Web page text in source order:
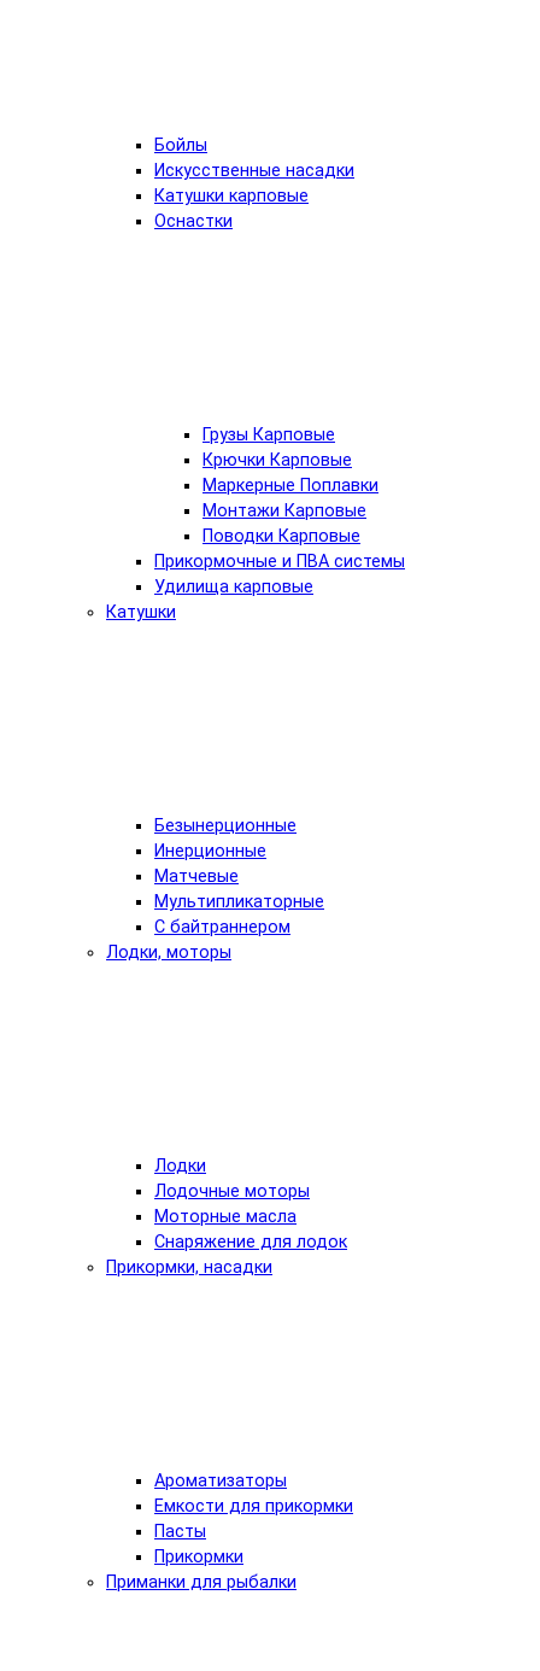
Бойлы
Искусственные насадки
Катушки карповые
Оснастки
Грузы Карповые
Крючки Карповые
Маркерные Поплавки
Монтажи Карповые
Поводки Карповые
Прикормочные и ПВА системы
Удилища карповые
Катушки
Безынерционные
Инерционные
Матчевые
Мультипликаторные
С байтраннером
Лодки, моторы
Лодки
Лодочные моторы
Моторные масла
Снаряжение для лодок
Прикормки, насадки
Ароматизаторы
Емкости для прикормки
Пасты
Прикормки
Приманки для рыбалки